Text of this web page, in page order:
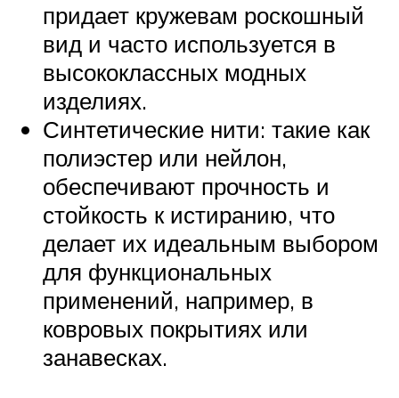
придает кружевам роскошный
вид и часто используется в
высококлассных модных
изделиях.
Синтетические нити: такие как
полиэстер или нейлон,
обеспечивают прочность и
стойкость к истиранию, что
делает их идеальным выбором
для функциональных
применений, например, в
ковровых покрытиях или
занавесках.